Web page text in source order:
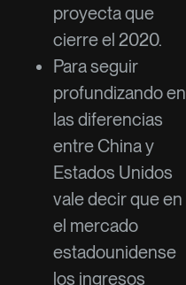
proyecta que
cierre el 2020.
Para seguir
profundizando en
las diferencias
entre China y
Estados Unidos
vale decir que en
el mercado
estadounidense
los ingresos